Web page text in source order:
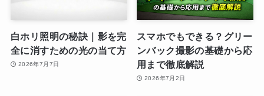
白ホリ照明の秘訣｜影を完
全に消すための光の当て方
2026年7月7日
スマホでもできる？グリー
ンバック撮影の基礎から応
用まで徹底解説
2026年7月2日